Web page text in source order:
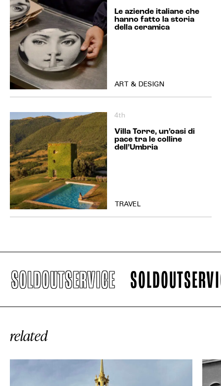
Le aziende italiane che
hanno fatto la storia
della ceramica
ART & DESIGN
4th
Villa Torre, un’oasi di
pace tra le colline
dell’Umbria
TRAVEL
SOLDOUTSERVICE
related